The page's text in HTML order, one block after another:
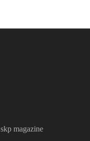
skp magazine